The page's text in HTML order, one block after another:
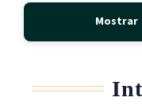
costarricense
Mostrar